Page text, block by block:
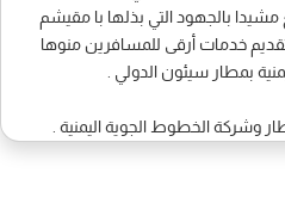
مشيدا بالجهود التي بذلها با مقيشم
خدمات أرقى للمسافرين منوها
بمطار سيئون الدولي .
وشركة الخطوط الجوية اليمنية .